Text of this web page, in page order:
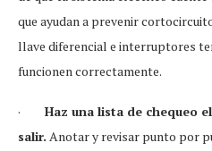
que ayudan a prevenir
llave diferencial e interruptores
funcionen correctamente.
· Haz una lista de chequeo
salir. Anotar y revisar punto por